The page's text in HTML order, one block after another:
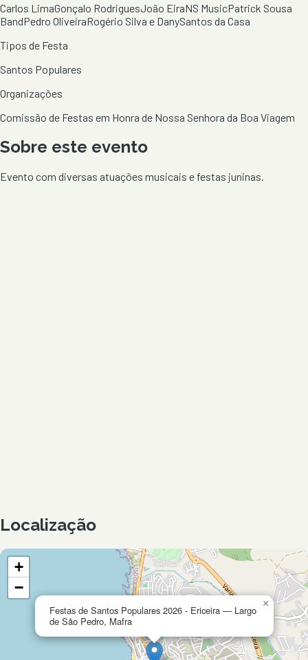
Carlos LimaGonçalo RodriguesJoão EiraNS MusicPatrick Sousa
BandPedro OliveiraRogério Silva e DanySantos da Casa
Tipos de Festa
Santos Populares
Organizações
Comissão de Festas em Honra de Nossa Senhora da Boa Viagem
Sobre este evento
Evento com diversas atuações musicais e festas juninas.
Localização
Festas de Santos Populares 2026 - Ericeira — Largo
de São Pedro, Mafra
×
+
−